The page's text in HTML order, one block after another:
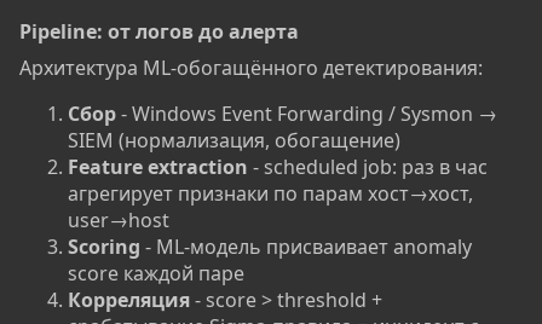
Pipeline: от логов до алерта​
Архитектура ML-обогащённого детектирования:
Сбор- Windows Event Forwarding / Sysmon →
SIEM (нормализация, обогащение)
Feature extraction - scheduled job: раз в час
агрегирует признаки по парам хост→хост,
user→host
Scoring - ML-модель присваивает anomaly
score каждой паре
Корреляция- score > threshold +